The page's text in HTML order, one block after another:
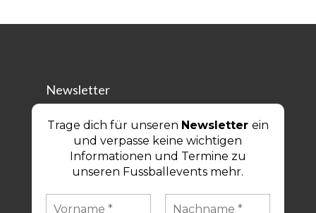
Newsletter
Trage dich für unseren Newsletter ein
und verpasse keine wichtigen
Informationen und Termine zu
unseren Fussballevents mehr.